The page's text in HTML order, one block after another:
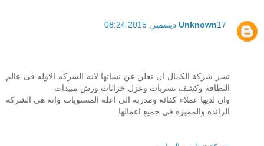
Unknown17 ديسمبر, 2015 08:24
تسر شركة الكمال ان تعلن عن نشاتها لانه الشركه الاوله فى عالم
النظافه وكشف تسربات وعزل خزانات ورش مبيدات
وان لديها عملاء كفائه ومدربه الى اعله المستويات وانه هى الشركه
الرائده والمميزه فى جميع اعمالها